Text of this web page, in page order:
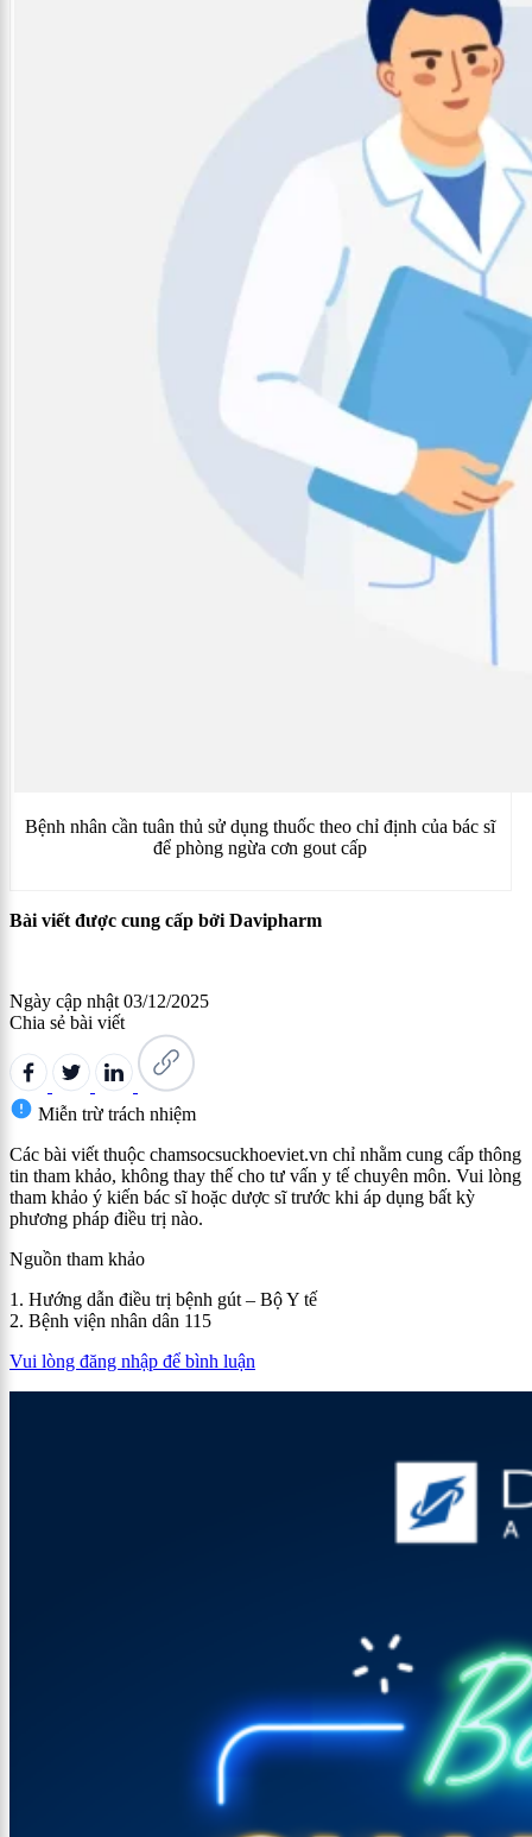
Bệnh nhân cần tuân thủ sử dụng thuốc theo chỉ định của bác sĩ
để phòng ngừa cơn gout cấp
Bài viết được cung cấp bởi Davipharm
Ngày cập nhật 03/12/2025
Chia sẻ bài viết
Miễn trừ trách nhiệm
Các bài viết thuộc chamsocsuckhoeviet.vn chỉ nhằm cung cấp thông
tin tham khảo, không thay thế cho tư vấn y tế chuyên môn. Vui lòng
tham khảo ý kiến bác sĩ hoặc dược sĩ trước khi áp dụng bất kỳ
phương pháp điều trị nào.
Nguồn tham khảo
1. Hướng dẫn điều trị bệnh gút – Bộ Y tế
2. Bệnh viện nhân dân 115
Vui lòng đăng nhập để bình luận